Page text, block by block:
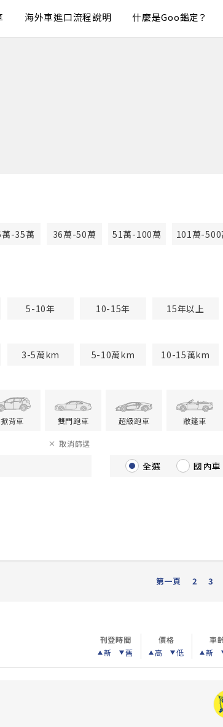
海外車進口流程說明 什麼是Goo鑑定？
萬-35萬 36萬-50萬 51萬-100萬 101萬-500
5-10年 10-15年
15年以上
3-5萬km 5-10萬km
10-15萬km
掀背車 雙門跑車 超級跑車 敞篷車
取消篩選
全選 國內車
第一頁 2 3
刊登時間
新
舊
價格
高
低
車
新